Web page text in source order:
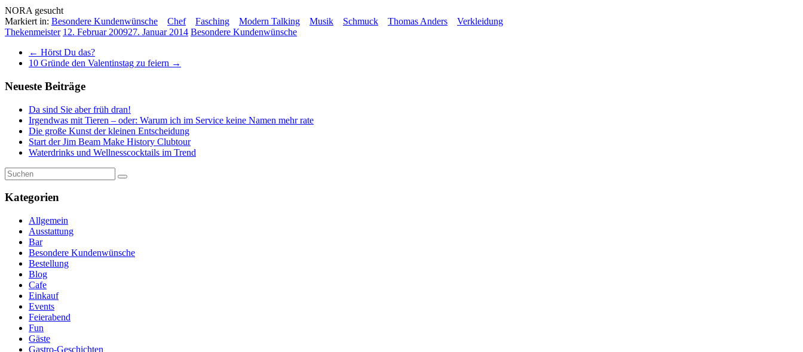
NORA gesucht
Markiert in: Besondere Kundenwünsche Chef Fasching Modern Talking Musik Schmuck Thomas Anders
Verkleidung
Thekenmeister 12. Februar 200927. Januar 2014 Besondere Kundenwünsche
← Hörst Du das?
10 Gründe den Valentinstag zu feiern →
Neueste Beiträge
Da sind Sie aber früh dran!
Irgendwas mit Tieren – oder: Warum ich im Service keine Namen mehr rate
Die große Kunst der kleinen Entscheidung
Start der Jim Beam Make History Clubtour
Waterdrinks und Wellnesscocktails im Trend
Kategorien
Allgemein
Ausstattung
Bar
Besondere Kundenwünsche
Bestellung
Blog
Cafe
Einkauf
Events
Feierabend
Fun
Gäste
Gastro-Geschichten